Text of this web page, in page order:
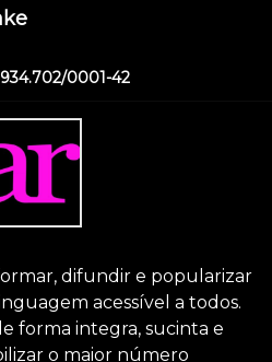
0001-42
difundir e popularizar
acessível a todos.
forma integra, sucinta e
o maior número